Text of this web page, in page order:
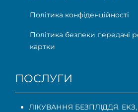
Політика конфіденційності
Політика безпеки передачі
картки
ПОСЛУГИ
ЛІКУВАННЯ БЕЗПЛІДДЯ. ЕКЗ,